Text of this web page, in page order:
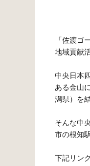
「佐渡
地域貢献
中央日本
ある金山
潟県）を
そんな中
市の根知
下記リン